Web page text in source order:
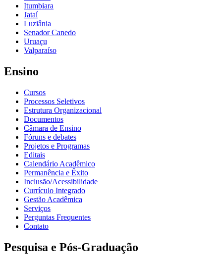
Itumbiara
Jataí
Luziânia
Senador Canedo
Uruaçu
Valparaíso
Ensino
Cursos
Processos Seletivos
Estrutura Organizacional
Documentos
Câmara de Ensino
Fóruns e debates
Projetos e Programas
Editais
Calendário Acadêmico
Permanência e Êxito
Inclusão/Acessibilidade
Currículo Integrado
Gestão Acadêmica
Serviços
Perguntas Frequentes
Contato
Pesquisa e Pós-Graduação